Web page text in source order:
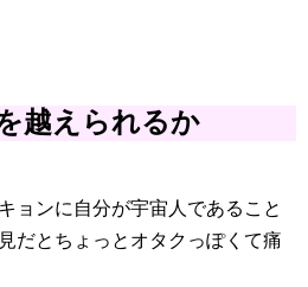
越えられるか
ョンに自分が宇宙人であること
だとちょっとオタクっぽくて痛